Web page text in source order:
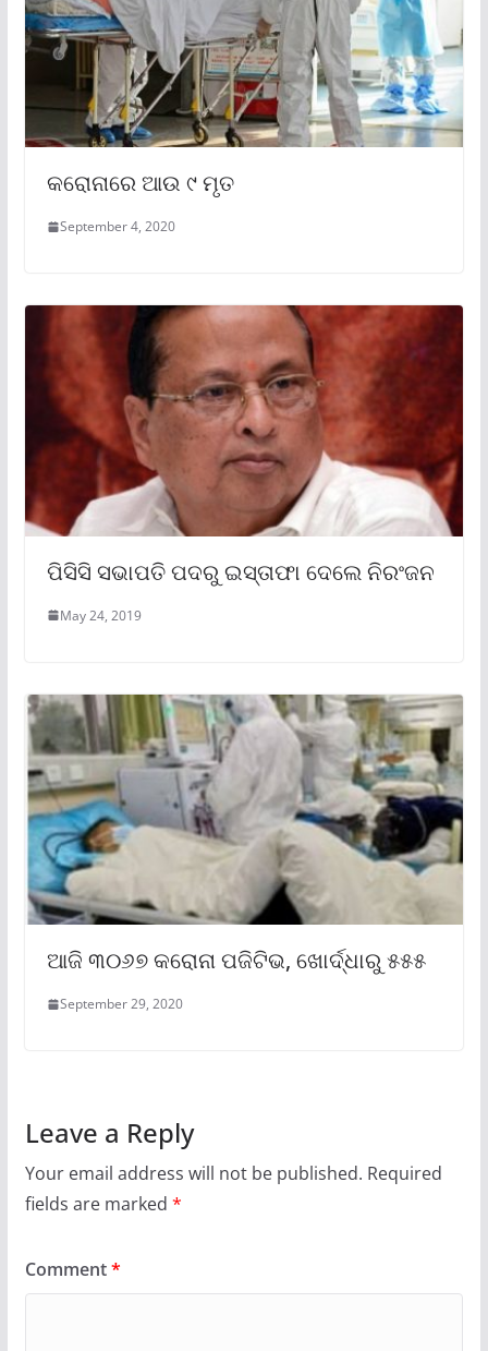
କରୋନାରେ ଆଉ ୯ ମୃତ
September 4, 2020
ପିସିସି ସଭାପତି ପଦରୁ ଇସ୍ତାଫା ଦେଲେ ନିରଂଜନ
May 24, 2019
ଆଜି ୩୦୬୭ କରୋନା ପଜିଟିଭ, ଖୋର୍ଦ୍ଧାରୁ ୫୫୫
September 29, 2020
Leave a Reply
Your email address will not be published. Required
fields are marked *
Comment*